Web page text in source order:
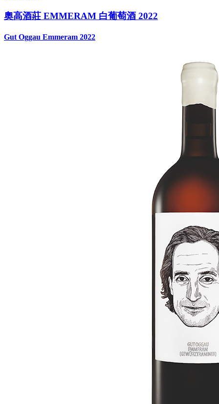
奧高酒莊 EMMERAM 白葡萄酒 2022
Gut Oggau Emmeram 2022